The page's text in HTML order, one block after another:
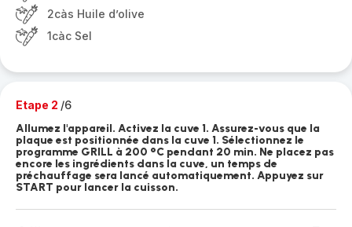
2càs Huile d’olive
1càc Sel
Etape 2 /6
Allumez l'appareil. Activez la cuve 1. Assurez-vous que la
plaque est positionnée dans la cuve 1. Sélectionnez le
programme GRILL à 200 °C pendant 20 min. Ne placez pas
encore les ingrédients dans la cuve, un temps de
préchauffage sera lancé automatiquement. Appuyez sur
START pour lancer la cuisson.